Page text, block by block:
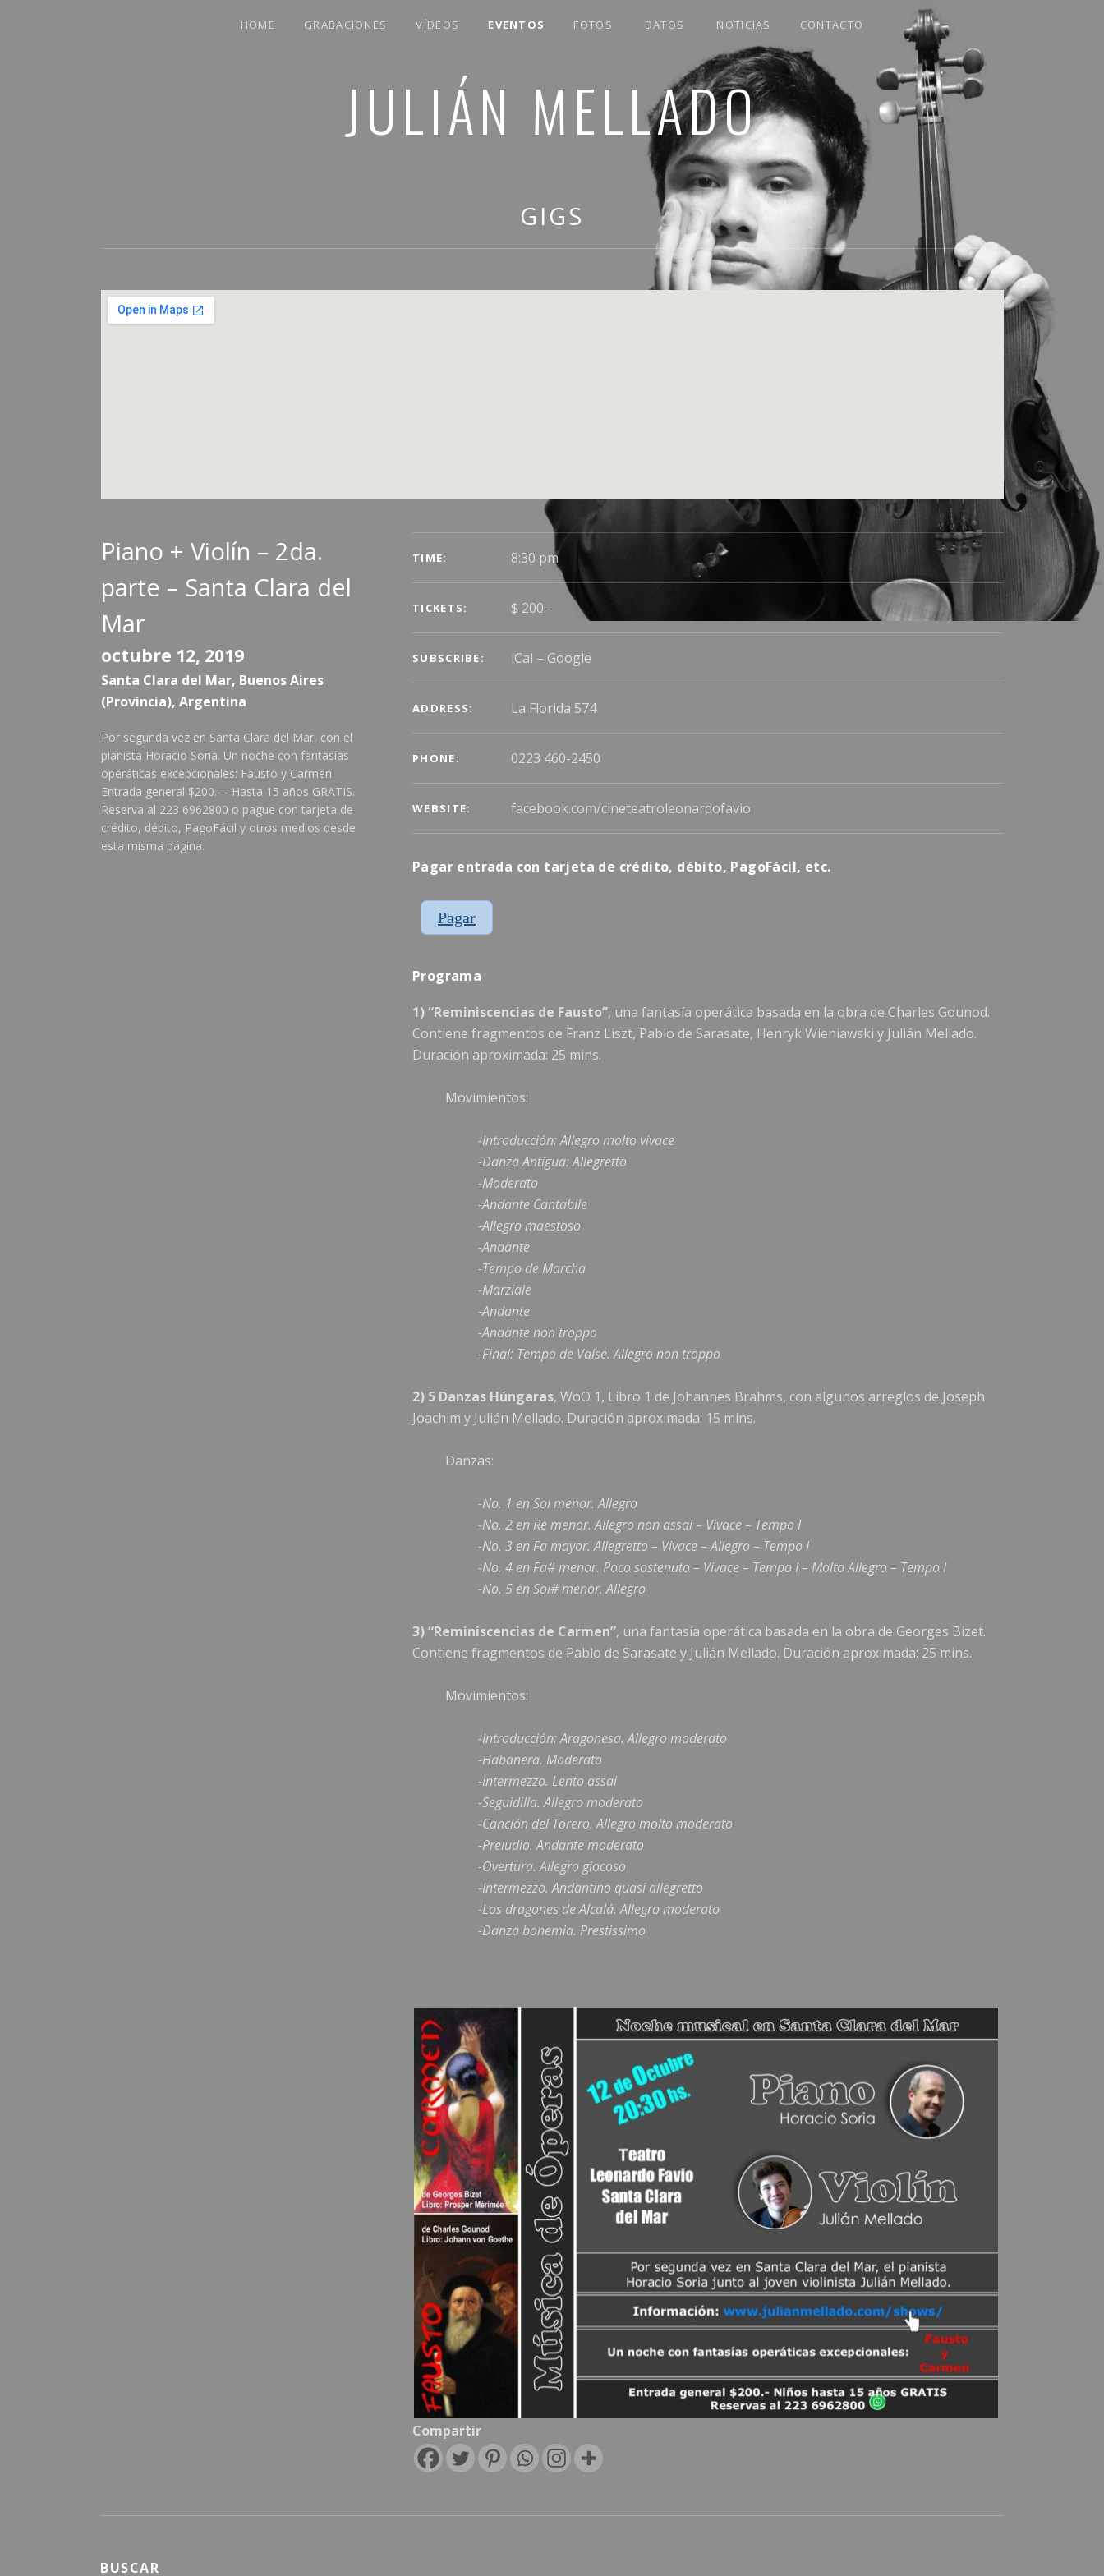
JULIÁN MELLADO
HOME GRABACIONES VÍDEOS EVENTOS FOTOS DATOS NOTICIAS CONTACTO
GIGS
Piano + Violín – 2da.
parte – Santa Clara del
Mar
octubre 12, 2019
Santa Clara del Mar, Buenos Aires
(Provincia), Argentina
Por segunda vez en Santa Clara del Mar, con el
pianista Horacio Soria. Un noche con fantasías
operáticas excepcionales: Fausto y Carmen.
Entrada general $200.- - Hasta 15 años GRATIS.
Reserva al 223 6962800 o pague con tarjeta de
crédito, débito, PagoFácil y otros medios desde
esta misma página.
TIME 8:30 pm
TICKETS $ 200.-
SUBSCRIBE iCal Google
ADDRESS
PHONE 0223 460-2450
WEBSITE facebook.com/cineteatroleonardofavio
Pagar entrada con tarjeta de crédito, débito, PagoFácil, etc.
Pagar
Programa
1) “Reminiscencias de Fausto”, una fantasía operática basada en la obra de Charles Gounod.
Contiene fragmentos de Franz Liszt, Pablo de Sarasate, Henryk Wieniawski y Julián Mellado.
Duración aproximada: 25 mins.
Movimientos:
-Introducción: Allegro molto vivace
-Danza Antigua: Allegretto
-Moderato
-Andante Cantabile
-Allegro maestoso
-Andante
-Tempo de Marcha
-Marziale
-Andante
-Andante non troppo
-Final: Tempo de Valse. Allegro non troppo
2) 5 Danzas Húngaras, WoO 1, Libro 1 de Johannes Brahms, con algunos arreglos de Joseph
Joachim y Julián Mellado. Duración aproximada: 15 mins.
Danzas:
-No. 1 en Sol menor. Allegro
-No. 2 en Re menor. Allegro non assai – Vivace – Tempo I
-No. 3 en Fa mayor. Allegretto – Vivace – Allegro – Tempo I
-No. 4 en Fa# menor. Poco sostenuto – Vivace – Tempo I – Molto Allegro – Tempo I
-No. 5 en Sol# menor. Allegro
3) “Reminiscencias de Carmen”, una fantasía operática basada en la obra de Georges Bizet.
Contiene fragmentos de Pablo de Sarasate y Julián Mellado. Duración aproximada: 25 mins.
Movimientos:
-Introducción: Aragonesa. Allegro moderato
-Habanera. Moderato
-Intermezzo. Lento assai
-Seguidilla. Allegro moderato
-Canción del Torero. Allegro molto moderato
-Preludio. Andante moderato
-Overtura. Allegro giocoso
-Intermezzo. Andantino quasi allegretto
-Los dragones de Alcalá. Allegro moderato
-Danza bohemia. Prestissimo
Compartir
BUSCAR